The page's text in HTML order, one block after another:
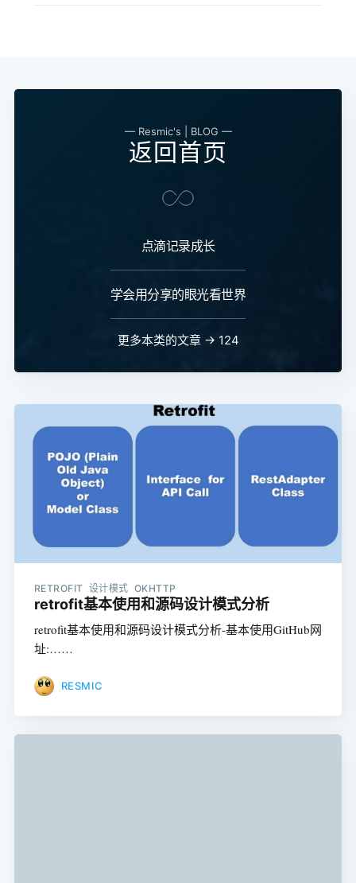
— Resmic's | BLOG —
返回首页
点滴记录成长
学会用分享的眼光看世界
更多本类的文章 → 124
RETROFIT 设计模式 OKHTTP
retrofit基本使用和源码设计模式分析
retrofit基本使用和源码设计模式分析-基本使用GitHub网
址:……
RESMIC